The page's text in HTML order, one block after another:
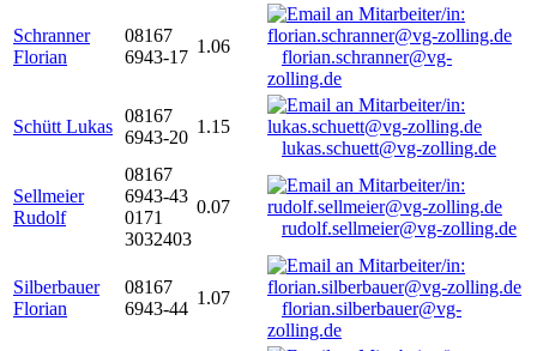
Schranner
Florian
08167
6943-17
1.06
florian.schranner@vg-
zolling.de
Schütt Lukas
08167
6943-20
1.15
lukas.schuett@vg-zolling.de
Sellmeier
Rudolf
08167
6943-43
0171
3032403
0.07
rudolf.sellmeier@vg-zolling.de
Silberbauer
Florian
08167
6943-44
1.07
florian.silberbauer@vg-
zolling.de